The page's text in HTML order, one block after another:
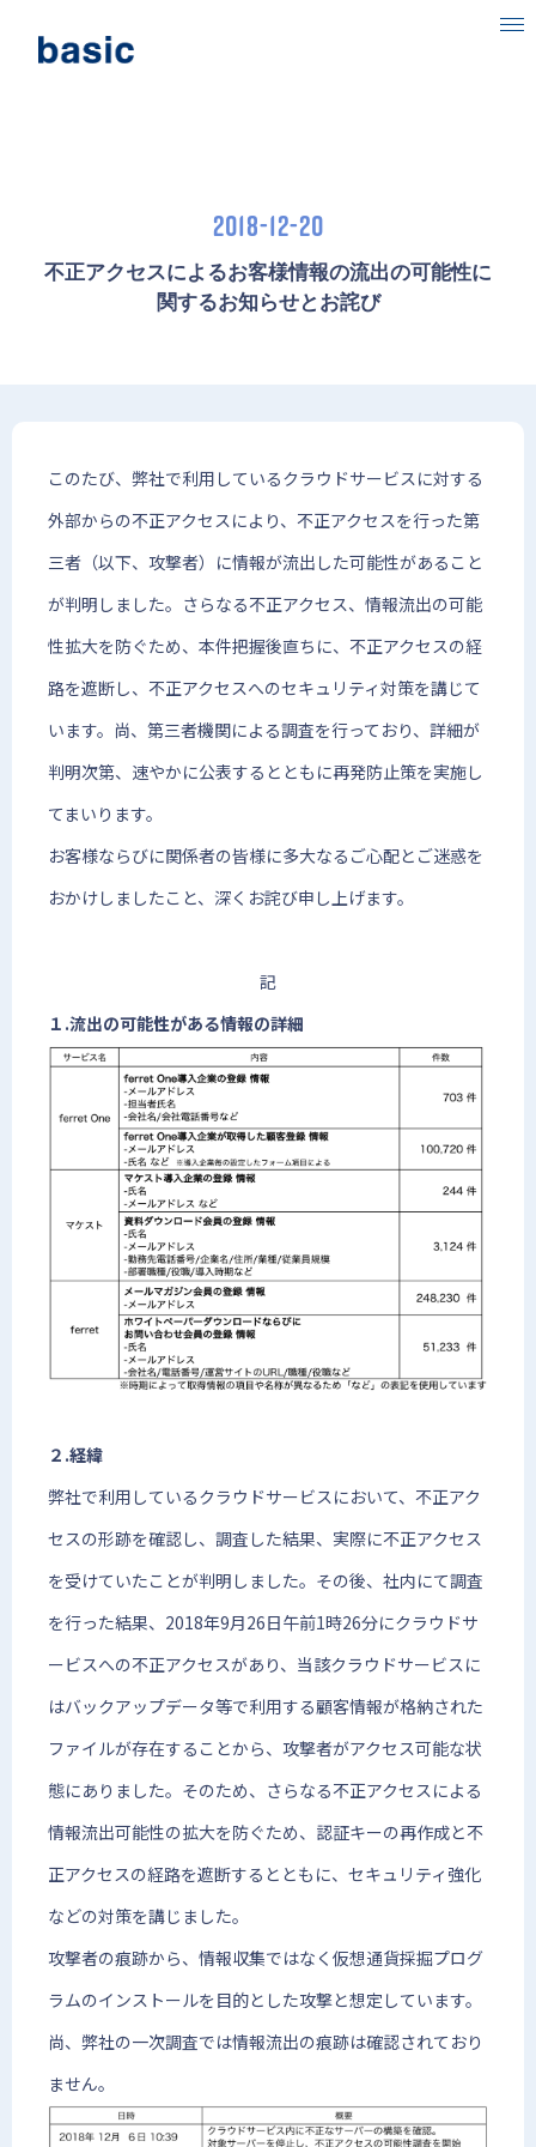
目指す社会
ニュース
2018-12-20
不正アクセスによるお客様情報の流出の可能性に
関するお知らせとお詫び
このたび、弊社で利用しているクラウドサービスに対する
外部からの不正アクセスにより、不正アクセスを行った第
三者（以下、攻撃者）に情報が流出した可能性があること
が判明しました。さらなる不正アクセス、情報流出の可能
性拡大を防ぐため、本件把握後直ちに、不正アクセスの経
路を遮断し、不正アクセスへのセキュリティ対策を講じて
います。尚、第三者機関による調査を行っており、詳細が
判明次第、速やかに公表するとともに再発防止策を実施し
てまいります。
お客様ならびに関係者の皆様に多大なるご心配とご迷惑を
おかけしましたこと、深くお詫び申し上げます。
記
１.流出の可能性がある情報の詳細
２.経緯
弊社で利用しているクラウドサービスにおいて、不正アク
セスの形跡を確認し、調査した結果、実際に不正アクセス
を受けていたことが判明しました。その後、社内にて調査
を行った結果、2018年9月26日午前1時26分にクラウドサ
ービスへの不正アクセスがあり、当該クラウドサービスに
はバックアップデータ等で利用する顧客情報が格納された
ファイルが存在することから、攻撃者がアクセス可能な状
態にありました。そのため、さらなる不正アクセスによる
情報流出可能性の拡大を防ぐため、認証キーの再作成と不
正アクセスの経路を遮断するとともに、セキュリティ強化
などの対策を講じました。
攻撃者の痕跡から、情報収集ではなく仮想通貨採掘プログ
ラムのインストールを目的とした攻撃と想定しています。
尚、弊社の一次調査では情報流出の痕跡は確認されており
ません。